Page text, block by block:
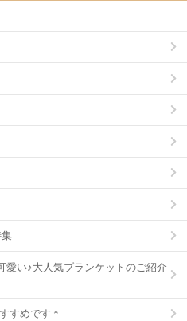
い♪大人気ブランケットのご紹介
すめです＊